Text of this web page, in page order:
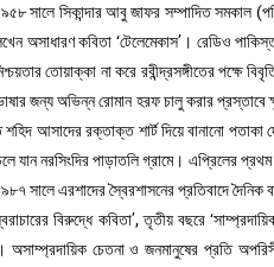
সালে সিকান্দার আবু জাফর সম্পাদিত সমকাল
অসাধারণ কবিতা ‘টেলেমেকাস’। রেডিও
তোয়াক্কা না করে রবীন্দ্রসঙ্গীতের পক্ষে
জন্য অভিন্ন রোমান হরফ চালু করার প্রস্তাবে
আসাদের রক্তাক্ত শার্ট দিয়ে বানানো
যান নরসিংদির পাড়াতলি গ্রামে। এপ্রিলের
সালে এরশাদের স্বৈরশাসনের প্রতিবাদে
বিরুদ্ধে কবিতা’, তৃতীয় বছরে
অসাম্প্রদায়িক চেতনা ও জনমানুষের প্রতি